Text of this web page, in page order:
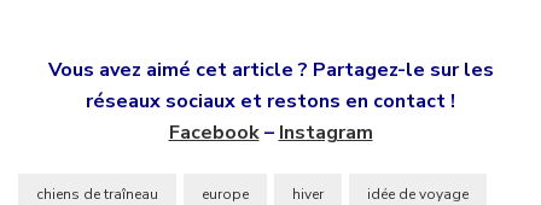
Vous avez aimé cet article ? Partagez-le sur les
réseaux sociaux et restons en contact !
Facebook– Instagram
chiens de traîneau europe hiver idée de voyage